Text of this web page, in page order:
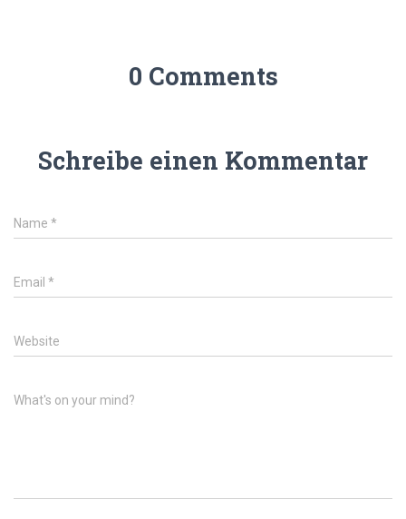
0 Comments
Schreibe einen Kommentar
Name *
Email *
Website
What's on your mind?